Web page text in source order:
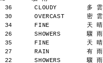
CLOUDY        多 雲
OVERCAST      密 雲
FINE          天 晴
SHOWERS       驟 雨
FINE          天 晴
RAIN          有 雨
SHOWERS       驟 雨